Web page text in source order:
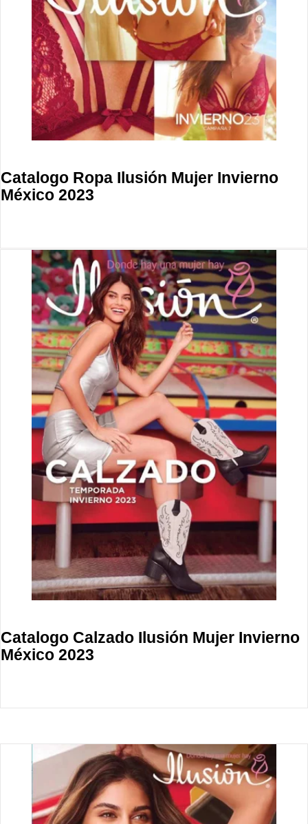
Catalogo Ropa Ilusión Mujer Invierno
México 2023
Catalogo Calzado Ilusión Mujer Invierno
México 2023